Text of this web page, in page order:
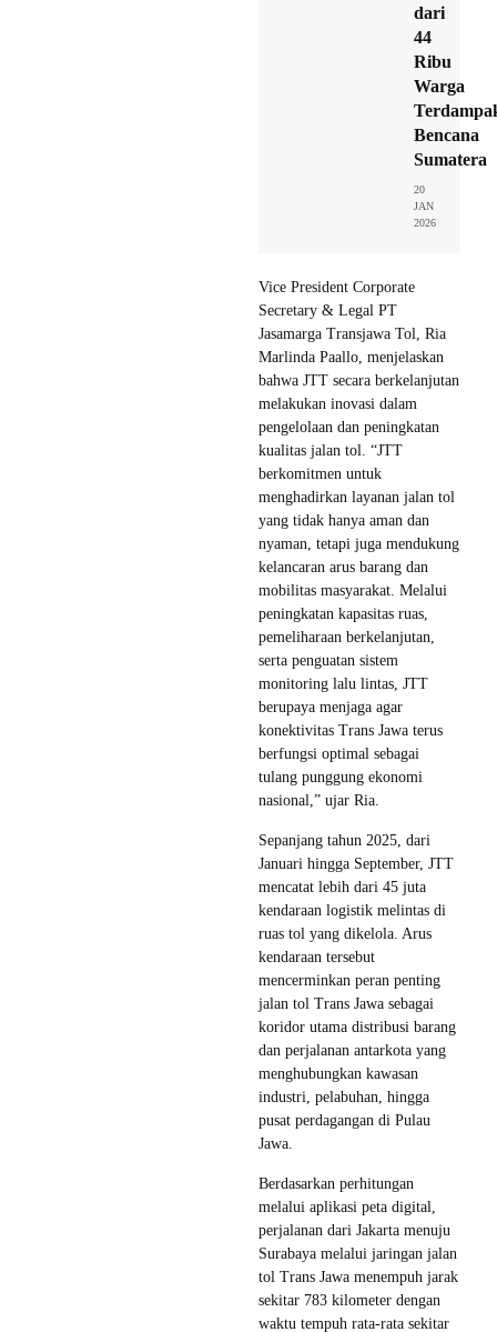
dari
44
Ribu
Warga
Bencana
Sumatera
20
JAN
2026
Vice President Corporate
Secretary & Legal PT
Jasamarga Transjawa Tol, Ria
Marlinda Paallo, menjelaskan
bahwa JTT secara berkelanjutan
melakukan inovasi dalam
pengelolaan dan peningkatan
kualitas jalan tol. “JTT
berkomitmen untuk
menghadirkan layanan jalan tol
yang tidak hanya aman dan
nyaman, tetapi juga mendukung
kelancaran arus barang dan
mobilitas masyarakat. Melalui
peningkatan kapasitas ruas,
pemeliharaan berkelanjutan,
serta penguatan sistem
monitoring lalu lintas, JTT
berupaya menjaga agar
konektivitas Trans Jawa terus
berfungsi optimal sebagai
tulang punggung ekonomi
nasional,” ujar Ria.
Sepanjang tahun 2025, dari
Januari hingga September, JTT
mencatat lebih dari 45 juta
kendaraan logistik melintas di
ruas tol yang dikelola. Arus
kendaraan tersebut
mencerminkan peran penting
jalan tol Trans Jawa sebagai
koridor utama distribusi barang
dan perjalanan antarkota yang
menghubungkan kawasan
industri, pelabuhan, hingga
pusat perdagangan di Pulau
Jawa.
Berdasarkan perhitungan
melalui aplikasi peta digital,
perjalanan dari Jakarta menuju
Surabaya melalui jaringan jalan
tol Trans Jawa menempuh jarak
sekitar 783 kilometer dengan
waktu tempuh rata-rata sekitar